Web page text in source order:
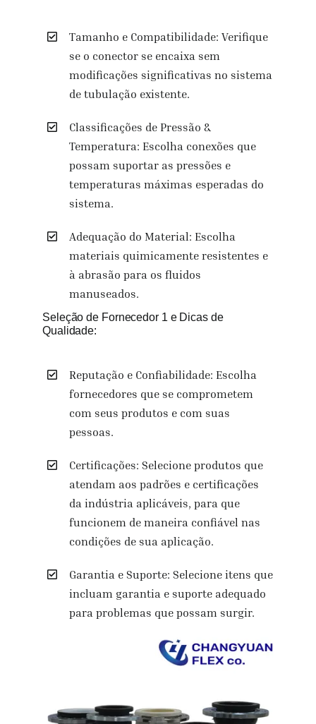
Tamanho e Compatibilidade: Verifique
se o conector se encaixa sem
modificações significativas no sistema
de tubulação existente.
Classificações de Pressão &
Temperatura: Escolha conexões que
possam suportar as pressões e
temperaturas máximas esperadas do
sistema.
Adequação do Material: Escolha
materiais quimicamente resistentes e
à abrasão para os fluidos
manuseados.
Seleção de Fornecedor 1 e Dicas de
Qualidade:
Reputação e Confiabilidade: Escolha
fornecedores que se comprometem
com seus produtos e com suas
pessoas.
Certificações: Selecione produtos que
atendam aos padrões e certificações
da indústria aplicáveis, para que
funcionem de maneira confiável nas
condições de sua aplicação.
Garantia e Suporte: Selecione itens que
incluam garantia e suporte adequado
para problemas que possam surgir.